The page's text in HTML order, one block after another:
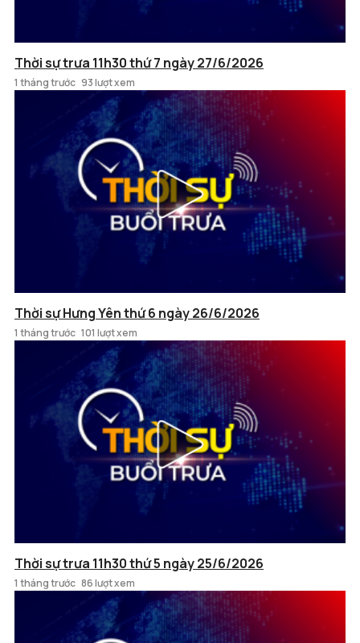
Thời sự trưa 11h30 thứ 7 ngày 27/6/2026
1 tháng trước 93 lượt xem
Thời sự Hưng Yên thứ 6 ngày 26/6/2026
1 tháng trước 101 lượt xem
Thời sự trưa 11h30 thứ 5 ngày 25/6/2026
1 tháng trước 86 lượt xem